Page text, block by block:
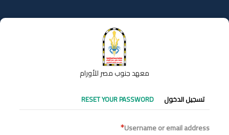
إلى
المحتوى
معهد جنوب مصر للأورام
التبويبات
الأساسية
تسجيل الدخول RESET YOUR PASSWORD
Username or email address